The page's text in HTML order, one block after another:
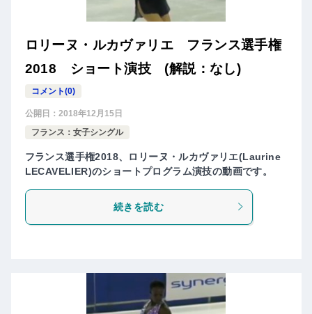
ロリーヌ・ルカヴァリエ フランス選手権
2018 ショート演技 (解説：なし)
コメント(0)
公開日： 2018年12月15日
フランス：女子シングル
フランス選手権2018、ロリーヌ・ルカヴァリエ(Laurine
LECAVELIER)のショートプログラム演技の動画です。
続きを読む